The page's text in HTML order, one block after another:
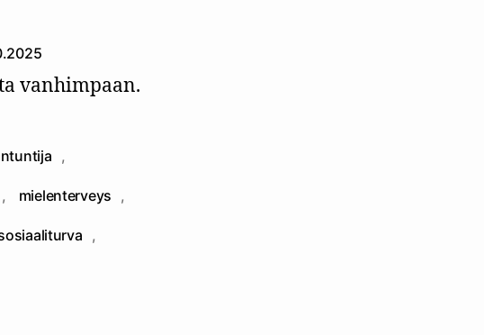
vanhimpaan.
,
, mielenterveys ,
,